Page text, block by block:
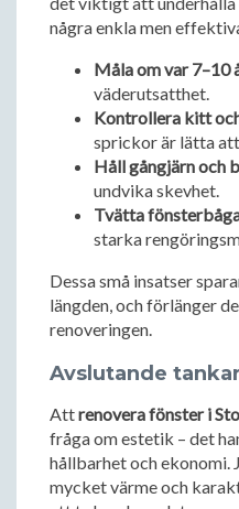
några enkla men
Måla om var 7–10
väderutsatthet.
Kontrollera kitt
sprickor är lätta
Håll gångjärn och
undvika skevhet.
Tvätta
starka
Dessa små insatser
längden, och förlänger
renoveringen.
Avslutande tankar
Attrenovera fönster i
fråga om estetik – det
hållbarhet och ekonomi.
mycket värme och